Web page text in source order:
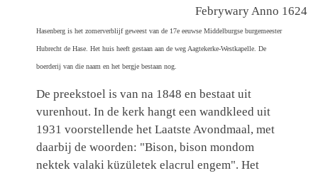
Febrywary Anno 1624
Hasenberg is het zomerverblijf geweest van de 17e eeuwse Middelburgse burgemeester
Hubrecht de Hase. Het huis heeft gestaan aan de weg Aagtekerke-Westkapelle. De
boerderij van die naam en het bergje bestaan nog.
De preekstoel is van na 1848 en bestaat uit
vurenhout. In de kerk hangt een wandkleed uit
1931 voorstellende het Laatste Avondmaal, met
daarbij de woorden: "Bison, bison mondom
nektek valaki küzületek elacrul engem". Het